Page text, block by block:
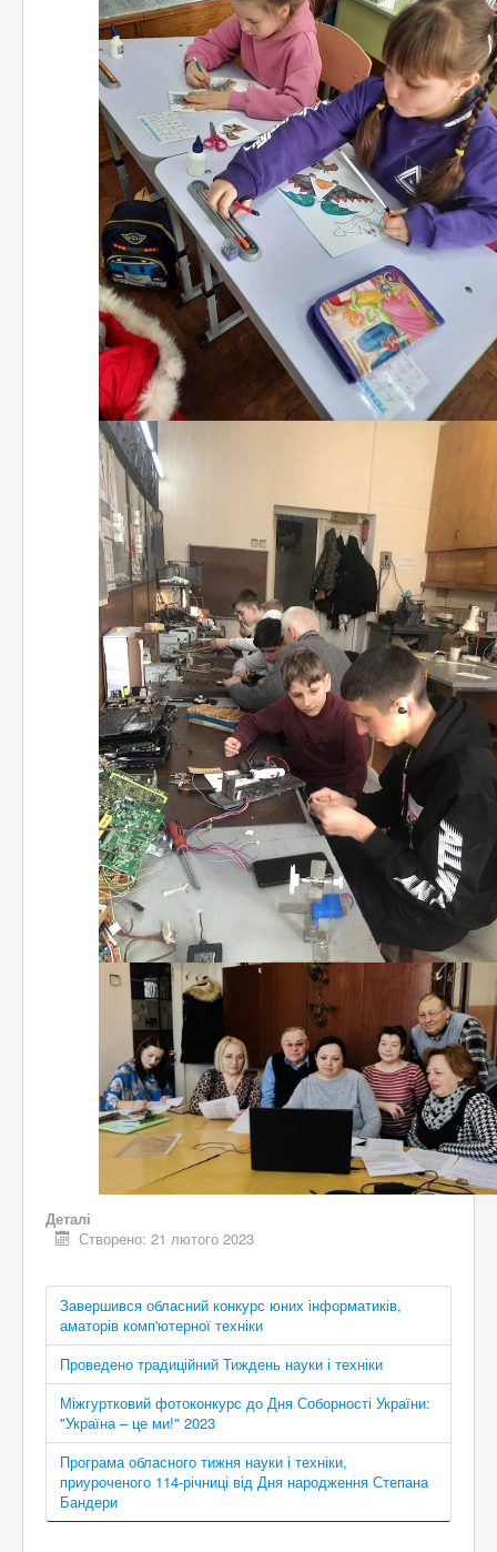
Деталі
Створено: 21 лютого 2023
Завершився обласний конкурс юних інформатиків,
аматорів комп'ютерної техніки
Проведено традиційний Тиждень науки і техніки
Міжгуртковий фотоконкурс до Дня Соборності України:
"Україна – це ми!" 2023
Програма обласного тижня науки і техніки,
приуроченого 114-річниці від Дня народження Степана
Бандери